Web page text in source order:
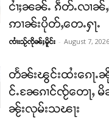
ငၢႆႈၼၼ်ႉ ၵဵတ်ႉလၢၼ်
ဢၢၼ်းပိုတ်ႇတေႉႁႃႉ
ၸၢႆးသႂ်ၸိုၼ်ႈမိူင်း - August 7, 2026
တႅၼ်းၽွင်းထႆးၵေႃႉ
င်ႉၼႄၵၢင်ၸႂ်တေႃႇ မိ
ၼႂ်းလုမ်းသၽႃး